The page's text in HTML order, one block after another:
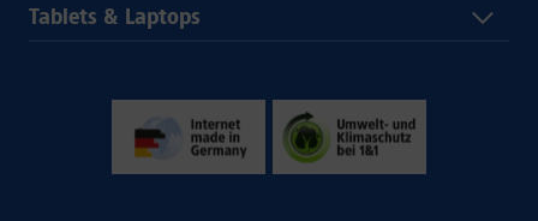
Tablets & Laptops